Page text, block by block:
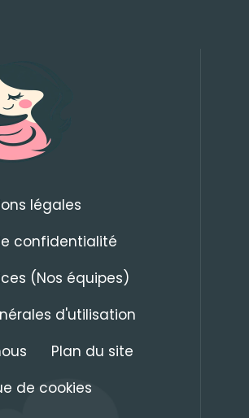
légales
confidentialité
(Nos équipes)
d'utilisation
Plan du site
de cookies